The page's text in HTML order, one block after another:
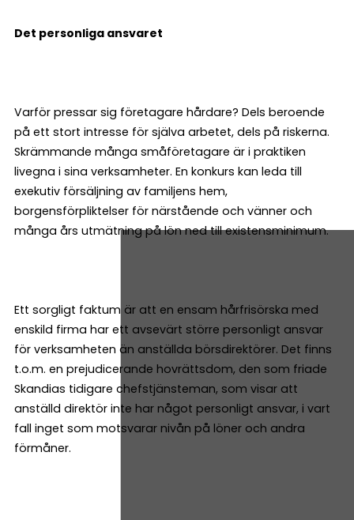
Det personliga ansvaret
Varför pressar sig företagare hårdare? Dels beroende
på ett stort intresse för själva arbetet, dels på riskerna.
Skrämmande många småföretagare är i praktiken
livegna i sina verksamheter. En konkurs kan leda till
exekutiv försäljning av familjens hem,
borgensförpliktelser för närstående och vänner och
många års utmätning på lön ned till existensminimum.
Ett sorgligt faktum är att en ensam hårfrisörska med
enskild firma har ett avsevärt större personligt ansvar
för verksamheten än anställda börsdirektörer. Det finns
t.o.m. en prejudicerande hovrättsdom, den som friade
Skandias tidigare chefstjänsteman, som visar att
anställd direktör inte har något personligt ansvar, i vart
fall inget som motsvarar nivån på löner och andra
förmåner.